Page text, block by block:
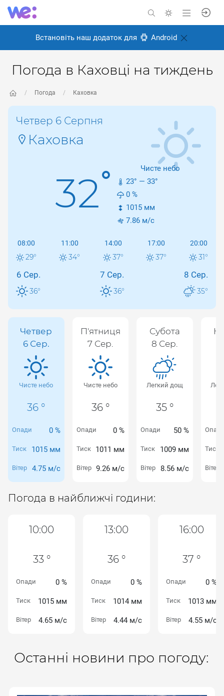
Встановіть наш додаток для Android
Погода в Каховці на тиждень
Погода Каховка
Четвер 6 Серпня
Каховка
32°
Чисте небо
23° — 33°
0 %
1015 мм
7.86 м/с
08:00
29°
11:00
34°
14:00
37°
17:00
37°
20:00
31°
6 Сер.
36°
7 Сер.
36°
8 Сер.
35°
Четвер
6 Сер.
Чисте небо
36 °
Опади 0 %
Тиск 1015 мм
Вітер 4.75 м/с
П'ятниця
7 Сер.
Чисте небо
36 °
Опади 0 %
Тиск 1011 мм
Вітер 9.26 м/с
Субота
8 Сер.
Легкий дощ
35 °
Опади 50 %
Тиск 1009 мм
Вітер 8.56 м/с
Тиск
Вітер
Погода в найближчі години:
10:00
33 °
Опади 0 %
Тиск 1015 мм
Вітер 4.65 м/с
13:00
36 °
Опади 0 %
Тиск 1014 мм
Вітер 4.44 м/с
16:00
37 °
Опади 0 %
Тиск 1013 мм
Вітер 4.55 м/с
Останні новини про погоду: